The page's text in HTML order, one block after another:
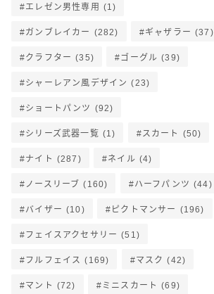
エレゼン男性専用 (1)
ガンブレイカー (282) ギャザラー (37)
クラフター (35) ゴーグル (39)
シャーレアン風デザイン (23)
ショートパンツ (92)
シリーズ武器一覧 (1) スカート (50)
ナイト (287) ネイル (4)
ノースリーブ (160) ハーフパンツ (44)
バイザー (10) ピクトマンサー (196)
フェイスアクセサリー (51)
フルフェイス (169) マスク (42)
マント (72) ミニスカート (69)